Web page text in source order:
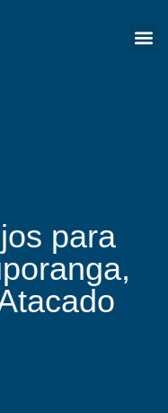
para